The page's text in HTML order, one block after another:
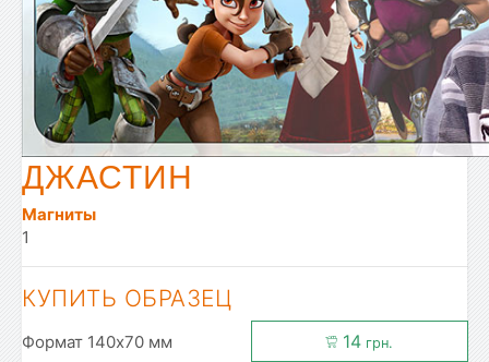
ДЖАСТИН
Магниты
1
КУПИТЬ ОБРАЗЕЦ
Формат 140x70 мм 14 грн.